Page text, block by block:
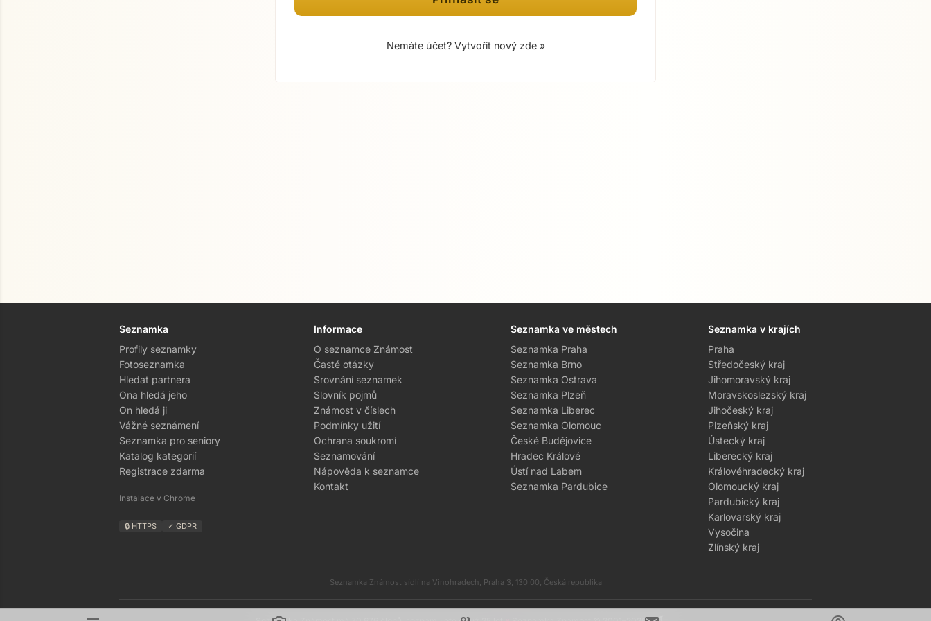
Nemáte účet? Vytvořit nový zde »
Seznamka
Profily seznamky
Fotoseznamka
Hledat partnera
Ona hledá jeho
On hledá ji
Vážné seznámení
Seznamka pro seniory
Katalog kategorií
Registrace zdarma
Instalace v Chrome
🔒 HTTPS ✓ GDPR
Informace
O seznamce Známost
Časté otázky
Srovnání seznamek
Slovník pojmů
Známost v číslech
Podmínky užití
Ochrana soukromí
Seznamování
Nápověda k seznamce
Kontakt
Seznamka ve městech
Seznamka Praha
Seznamka Brno
Seznamka Ostrava
Seznamka Plzeň
Seznamka Liberec
Seznamka Olomouc
České Budějovice
Hradec Králové
Ústí nad Labem
Seznamka Pardubice
Seznamka v krajích
Praha
Středočeský kraj
Jihomoravský kraj
Moravskoslezský kraj
Jihočeský kraj
Plzeňský kraj
Ústecký kraj
Liberecký kraj
Královéhradecký kraj
Olomoucký kraj
Pardubický kraj
Karlovarský kraj
Vysočina
Zlínský kraj
Seznamka Známost sídlí na Vinohradech, Praha 3, 130 00, Česká republika